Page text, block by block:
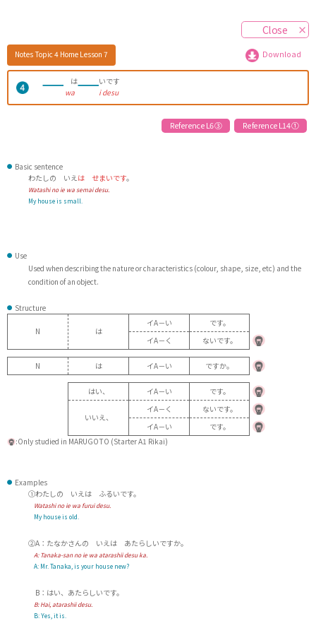
Close
NotesTopic 4 HomeLesson 7 Download
は
いです
wa
i desu
Reference L6 ③ Reference L14 ①
Basic sentence
わたしの いえは せまいです。
Watashi no ie wa semai desu.
My house is small.
Use
Used when describing the nature or characteristics (colour, shape, size, etc) and the
condition of an object.
Structure
N は
イA－い
です。
イA－く
ないです。
N は イA－い ですか。
はい、 イA－い です。
いいえ、
イA－く
ないです。
イA－い
です。
:Only studied in MARUGOTO (Starter A1 Rikai)
Examples
①わたしの いえは ふるいです。
Watashi no ie wa furui desu.
My house is old.
②A：たなかさんの いえは あたらしいですか。
A:Tanaka-san no ie wa atarashii desu ka.
A: Mr. Tanaka, is your house new?
B：はい、あたらしいです。
B:Hai, atarashii desu.
B:Yes, it is.